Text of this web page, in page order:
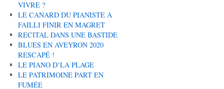
VIVRE ?
LE CANARD DU PIANISTE A
FAILLI FINIR EN MAGRET
RECITAL DANS UNE BASTIDE
BLUES EN AVEYRON 2020
RESCAPÉ !
LE PIANO D’LA PLAGE
LE PATRIMOINE PART EN
FUMÉE